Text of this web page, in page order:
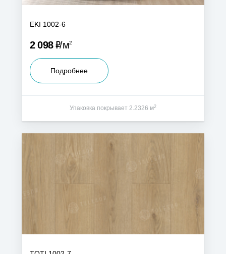
EKI 1002-6
2 098Р м2
Подробнее
Упаковка покрывает 2.2326 м2